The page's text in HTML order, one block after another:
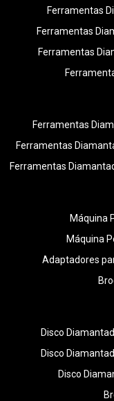
Ferramentas
Ferramentas
Ferramentas
Ferramentas
Ferramentas
Ferramentas
Máquina
Máquina
Adaptadores
Disco
Disco
Disco